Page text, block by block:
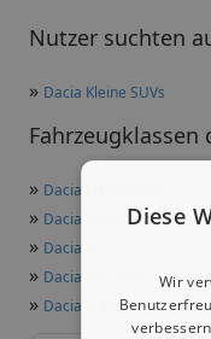
Nutzer suchten
» Dacia Kleine SUVs
Fahrzeugklassen
» Dacia Kleinwagen
» Dacia Kompaktklasse
» Dacia SUV
» Dacia Van Mini
» Dacia Transporter - klein
Diese
Wir